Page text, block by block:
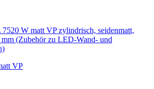
W matt VP zylindrisch, seidenmatt,
(Zubehör zu LED-Wand- und
VP